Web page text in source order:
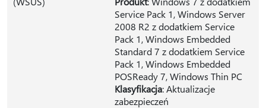
Service Pack 1, Windows Server
2008 R2 z dodatkiem Service
Pack 1, Windows Embedded
Standard 7 z dodatkiem Service
Pack 1, Windows Embedded
POSReady 7, Windows Thin PC
Klasyfikacja: Aktualizacje
zabezpieczeń